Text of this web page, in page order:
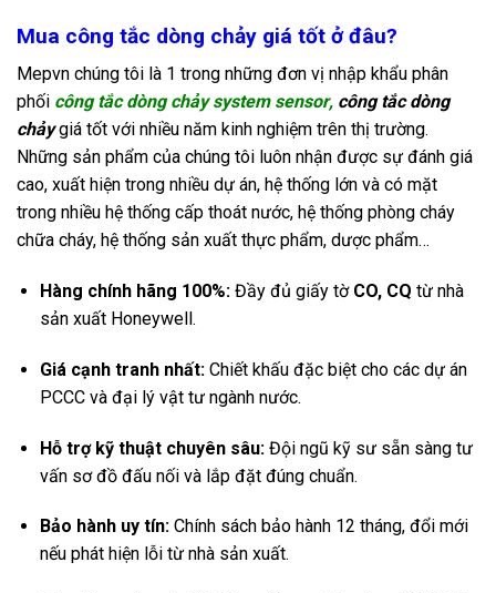
Mua công tắc dòng chảy giá tốt ở đâu?
Mepvn chúng tôi là 1 trong những đơn vị nhập khẩu phân
phối công tắc dòng chảy system sensor, công tắc dòng
chảygiá tốt với nhiều năm kinh nghiệm trên thị trường.
Những sản phẩm của chúng tôi luôn nhận được sự đánh giá
cao, xuất hiện trong nhiều dự án, hệ thống lớn và có mặt
trong nhiều hệ thống cấp thoát nước, hệ thống phòng cháy
chữa cháy, hệ thống sản xuất thực phẩm, dược phẩm…
Hàng chính hãng 100%:Đầy đủ giấy tờ CO, CQ từ nhà
sản xuất Honeywell.
Giá cạnh tranh nhất:Chiết khấu đặc biệt cho các dự án
PCCC và đại lý vật tư ngành nước.
Hỗ trợ kỹ thuật chuyên sâu:Đội ngũ kỹ sư sẵn sàng tư
vấn sơ đồ đấu nối và lắp đặt đúng chuẩn.
Bảo hành uy tín:Chính sách bảo hành 12 tháng, đổi mới
nếu phát hiện lỗi từ nhà sản xuất.